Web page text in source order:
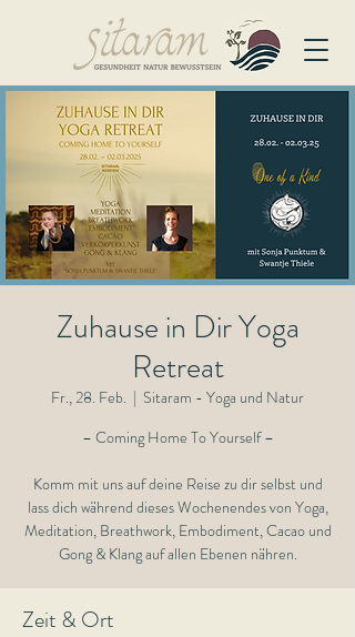
Zuhause in Dir Yoga
Retreat
Fr., 28. Feb.
  |
Sitaram - Yoga und Natur
– Coming Home To Yourself –
Komm mit uns auf deine Reise zu dir selbst und
lass dich während dieses Wochenendes von Yoga,
Meditation, Breathwork, Embodiment, Cacao und
Gong & Klang auf allen Ebenen nähren.
Zeit & Ort